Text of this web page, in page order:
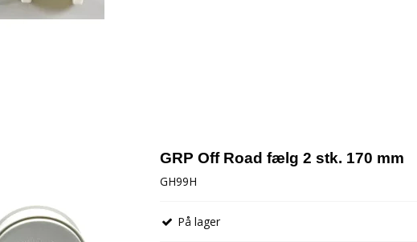
GRP Off Road fælg 2 stk. 170 mm
GH99H
På lager